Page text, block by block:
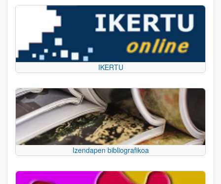
IKERTU
Izendapen bibliografikoa